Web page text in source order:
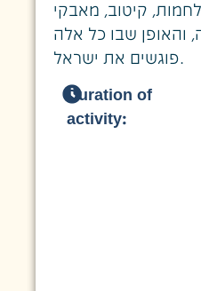
קיטוב, מאבקי
והאופן שבו כל אלה
פוגשים את ישראל.
Duration of
activity: